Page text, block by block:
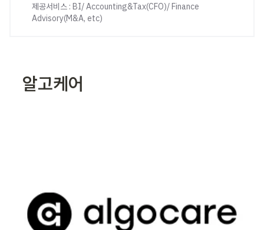
제공서비스 : BI/ Accounting&Tax(CFO)/ Finance
Advisory(M&A, etc)
알고케어